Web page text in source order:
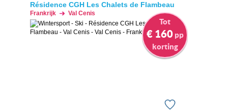
Résidence CGH Les Chalets de Flambeau
Frankrijk Val Cenis
Tot
€ 160pp
korting